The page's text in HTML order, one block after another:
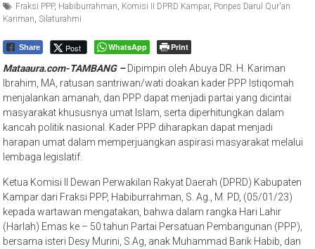
Fraksi PPP, Habiburrahman Komisi II DPRD Kampar, Ponpes Darul Qur'an
Kariman ,Silaturahmi
Share Post WhatsApp Print
Mataaura.com-TAMBANG – Dipimpin oleh Abuya DR. H. Kariman
Ibrahim, MA, ratusan santriwan/wati doakan kader PPP Istiqomah
menjalankan amanah, dan PPP dapat menjadi partai yang dicintai
masyarakat khususnya umat Islam, serta diperhitungkan dalam
kancah politik nasional. Kader PPP diharapkan dapat menjadi
harapan umat dalam memperjuangkan aspirasi masyarakat melalui
lembaga legislatif.
Ketua Komisi II Dewan Perwakilan Rakyat Daerah (DPRD) Kabupaten
Kampar dari Fraksi PPP, Habiburrahman, S. Ag., M. PD, (05/01/23)
kepada wartawan mengatakan, bahwa dalam rangka Hari Lahir
(Harlah) Emas ke – 50 tahun Partai Persatuan Pembangunan (PPP),
bersama isteri Desy Murini, S.Ag, anak Muhammad Barik Habib, dan